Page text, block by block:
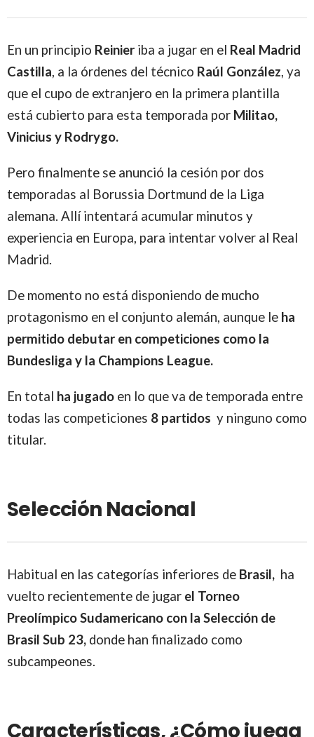
En un principio Reinier iba a jugar en el Real Madrid
Castilla, a la órdenes del técnico Raúl González, ya
que el cupo de extranjero en la primera plantilla
está cubierto para esta temporada por Militao,
Vinicius y Rodrygo.
Pero finalmente se anunció la cesión por dos
temporadas al Borussia Dortmund de la Liga
alemana. Allí intentará acumular minutos y
experiencia en Europa, para intentar volver al Real
Madrid.
De momento no está disponiendo de mucho
protagonismo en el conjunto alemán, aunque le ha
permitido debutar en competiciones como la
Bundesliga y la Champions League.
En total ha jugado en lo que va de temporada entre
todas las competiciones 8 partidos y ninguno como
titular.
Selección Nacional
Habitual en las categorías inferiores de Brasil, ha
vuelto recientemente de jugar el Torneo
Preolímpico Sudamericano con la Selección de
Brasil Sub 23, donde han finalizado como
subcampeones.
Características, ¿Cómo juega